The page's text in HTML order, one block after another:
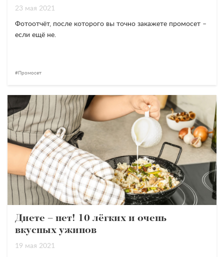
23 мая 2021
Фотоотчёт, после которого вы точно закажете промосет –
если ещё не.
Промосет
Диете – нет! 10 лёгких и очень
вкусных ужинов
19 мая 2021